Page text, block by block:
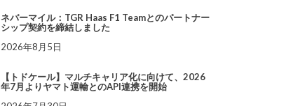
ネバーマイル：TGR Haas F1 Teamとのパートナー
シップ契約を締結しました
2026年8月5日
【トドケール】マルチキャリア化に向けて、2026
年7月よりヤマト運輸とのAPI連携を開始